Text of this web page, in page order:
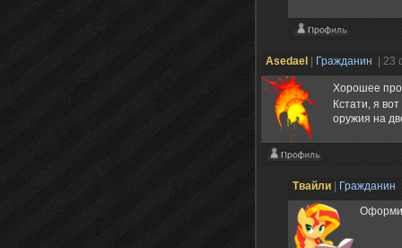
Asedael Гражданин | 23
Хорошее
Кстати, я
оружия на
Твайли Гражданин
Оформи